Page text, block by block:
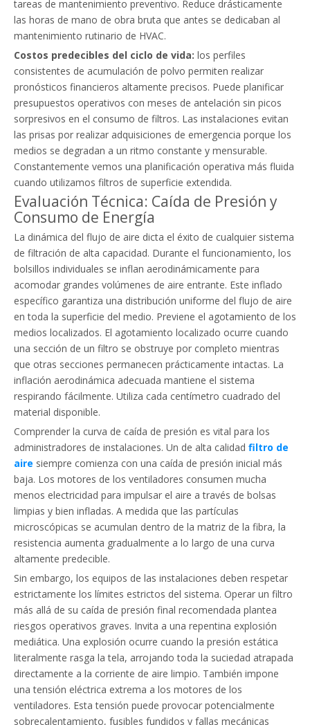
tareas de mantenimiento preventivo. Reduce drásticamente
las horas de mano de obra bruta que antes se dedicaban al
mantenimiento rutinario de HVAC.
Costos predecibles del ciclo de vida: los perfiles
consistentes de acumulación de polvo permiten realizar
pronósticos financieros altamente precisos. Puede planificar
presupuestos operativos con meses de antelación sin picos
sorpresivos en el consumo de filtros. Las instalaciones evitan
las prisas por realizar adquisiciones de emergencia porque los
medios se degradan a un ritmo constante y mensurable.
Constantemente vemos una planificación operativa más fluida
cuando utilizamos filtros de superficie extendida.
Evaluación Técnica: Caída de Presión y
Consumo de Energía
La dinámica del flujo de aire dicta el éxito de cualquier sistema
de filtración de alta capacidad. Durante el funcionamiento, los
bolsillos individuales se inflan aerodinámicamente para
acomodar grandes volúmenes de aire entrante. Este inflado
específico garantiza una distribución uniforme del flujo de aire
en toda la superficie del medio. Previene el agotamiento de los
medios localizados. El agotamiento localizado ocurre cuando
una sección de un filtro se obstruye por completo mientras
que otras secciones permanecen prácticamente intactas. La
inflación aerodinámica adecuada mantiene el sistema
respirando fácilmente. Utiliza cada centímetro cuadrado del
material disponible.
Comprender la curva de caída de presión es vital para los
administradores de instalaciones. Un de alta calidad filtro de
aire siempre comienza con una caída de presión inicial más
baja. Los motores de los ventiladores consumen mucha
menos electricidad para impulsar el aire a través de bolsas
limpias y bien infladas. A medida que las partículas
microscópicas se acumulan dentro de la matriz de la fibra, la
resistencia aumenta gradualmente a lo largo de una curva
altamente predecible.
Sin embargo, los equipos de las instalaciones deben respetar
estrictamente los límites estrictos del sistema. Operar un filtro
más allá de su caída de presión final recomendada plantea
riesgos operativos graves. Invita a una repentina explosión
mediática. Una explosión ocurre cuando la presión estática
literalmente rasga la tela, arrojando toda la suciedad atrapada
directamente a la corriente de aire limpio. También impone
una tensión eléctrica extrema a los motores de los
ventiladores. Esta tensión puede provocar potencialmente
sobrecalentamiento, fusibles fundidos y fallas mecánicas